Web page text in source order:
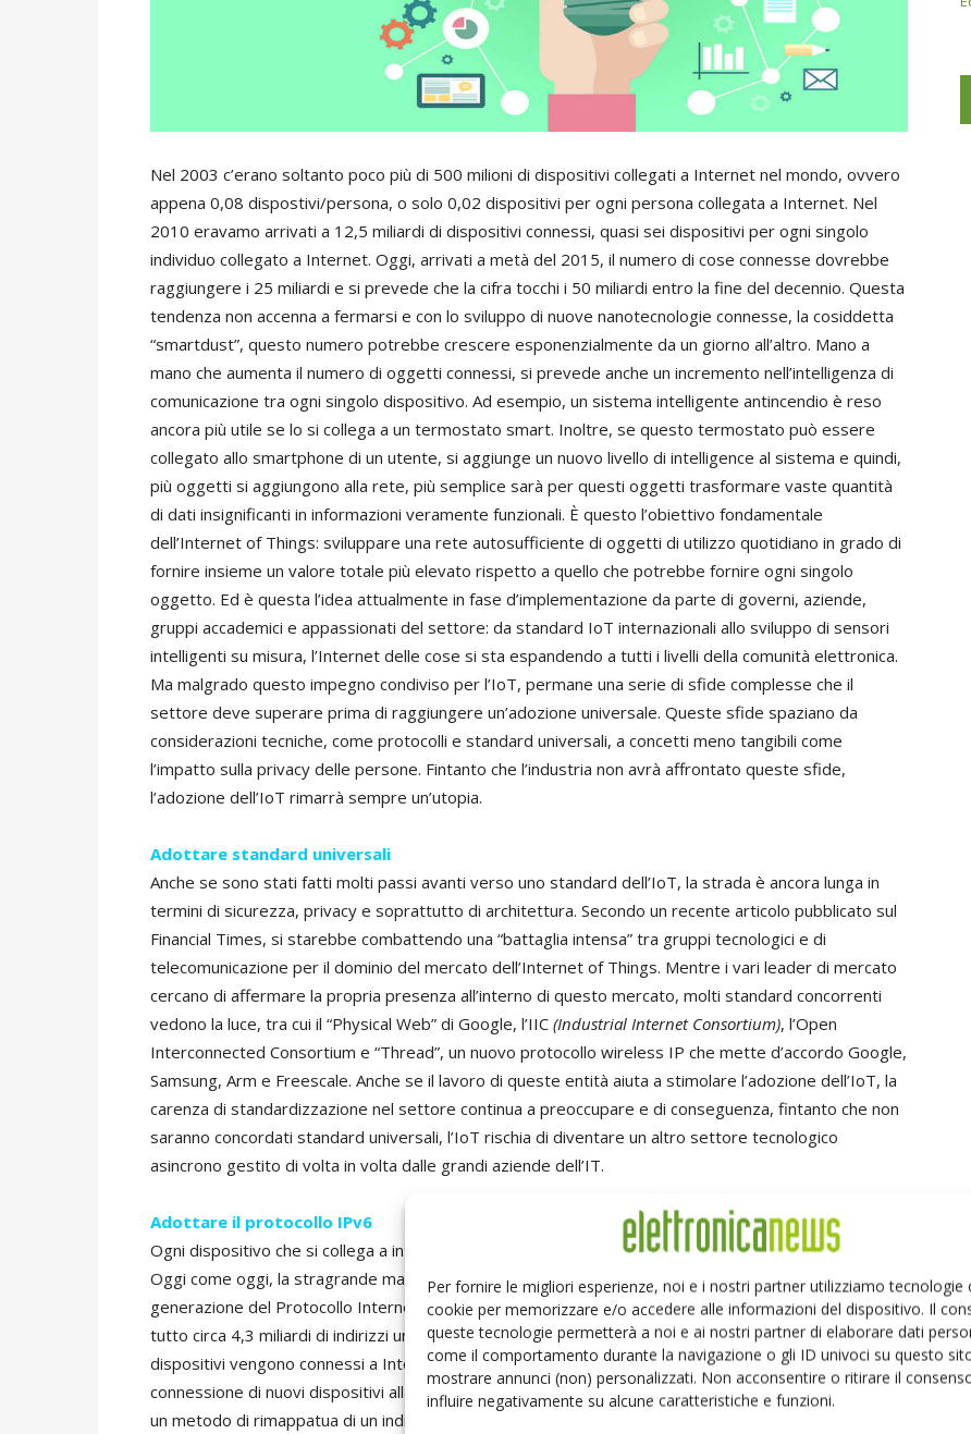
Per fornire le migliori esperienze, noi e i nostri partner utilizziamo tecnologie
cookie per memorizzare e/o accedere alle informazioni del dispositivo. Il
queste tecnologie permetterà a noi e ai nostri partner di elaborare dati
come il comportamento durante la navigazione o gli ID univoci su questo
mostrare annunci (non) personalizzati. Non acconsentire o ritirare il
influire negativamente su alcune caratteristiche e funzioni.
Nel 2003 c’erano soltanto poco più di 500 milioni di dispositivi collegati a Internet nel mondo, ovvero
appena 0,08 dispostivi/persona, o solo 0,02 dispositivi per ogni persona collegata a Internet. Nel
2010 eravamo arrivati a 12,5 miliardi di dispositivi connessi, quasi sei dispositivi per ogni singolo
individuo collegato a Internet. Oggi, arrivati a metà del 2015, il numero di cose connesse dovrebbe
raggiungere i 25 miliardi e si prevede che la cifra tocchi i 50 miliardi entro la fine del decennio. Questa
tendenza non accenna a fermarsi e con lo sviluppo di nuove nanotecnologie connesse, la cosiddetta
“smartdust”, questo numero potrebbe crescere esponenzialmente da un giorno all’altro. Mano a
mano che aumenta il numero di oggetti connessi, si prevede anche un incremento nell’intelligenza di
comunicazione tra ogni singolo dispositivo. Ad esempio, un sistema intelligente antincendio è reso
ancora più utile se lo si collega a un termostato smart. Inoltre, se questo termostato può essere
collegato allo smartphone di un utente, si aggiunge un nuovo livello di intelligence al sistema e quindi,
più oggetti si aggiungono alla rete, più semplice sarà per questi oggetti trasformare vaste quantità
di dati insignificanti in informazioni veramente funzionali. È questo l’obiettivo fondamentale
dell’Internet of Things: sviluppare una rete autosufficiente di oggetti di utilizzo quotidiano in grado di
fornire insieme un valore totale più elevato rispetto a quello che potrebbe fornire ogni singolo
oggetto. Ed è questa l’idea attualmente in fase d’implementazione da parte di governi, aziende,
gruppi accademici e appassionati del settore: da standard IoT internazionali allo sviluppo di sensori
intelligenti su misura, l’Internet delle cose si sta espandendo a tutti i livelli della comunità elettronica.
Ma malgrado questo impegno condiviso per l’IoT, permane una serie di sfide complesse che il
settore deve superare prima di raggiungere un’adozione universale. Queste sfide spaziano da
considerazioni tecniche, come protocolli e standard universali, a concetti meno tangibili come
l’impatto sulla privacy delle persone. Fintanto che l’industria non avrà affrontato queste sfide,
l’adozione dell’IoT rimarrà sempre un’utopia.
Adottare standard universali
Anche se sono stati fatti molti passi avanti verso uno standard dell’IoT, la strada è ancora lunga in
termini di sicurezza, privacy e soprattutto di architettura. Secondo un recente articolo pubblicato sul
Financial Times, si starebbe combattendo una “battaglia intensa” tra gruppi tecnologici e di
telecomunicazione per il dominio del mercato dell’Internet of Things. Mentre i vari leader di mercato
cercano di affermare la propria presenza all’interno di questo mercato, molti standard concorrenti
vedono la luce, tra cui il “Physical Web” di Google, l’IIC (Industrial Internet Consortium), l’Open
Interconnected Consortium e “Thread”, un nuovo protocollo wireless IP che mette d’accordo Google,
Samsung, Arm e Freescale. Anche se il lavoro di queste entità aiuta a stimolare l’adozione dell’IoT, la
carenza di standardizzazione nel settore continua a preoccupare e di conseguenza, fintanto che non
saranno concordati standard universali, l’IoT rischia di diventare un altro settore tecnologico
asincrono gestito di volta in volta dalle grandi aziende dell’IT.
Adottare il protocollo IPv6
Ogni dispositivo che si collega a internet necessita della sua etichetta numerica unica, o indirizzo IP.
Oggi come oggi, la stragrande maggioranza di questi indirizzi IP funziona con una versione di quarta
generazione del Protocollo Internet noto come IPv4. Sfruttando un sistema a 32-bit, IPv4 offre in
tutto circa 4,3 miliardi di indirizzi unici, numero già raggiunto a febbraio 2010. Ogni giorno però nuovi
dispositivi vengono connessi a Internet e la capacità di IPv4 è messa a rischio. Ecco perché la
connessione di nuovi dispositivi alla rete è possibile soltanto tramite Network Address Translation,
un metodo di rimappatua di un indirizzo IP in un altro, per dare l’illusione di aver aggiunto spazio.